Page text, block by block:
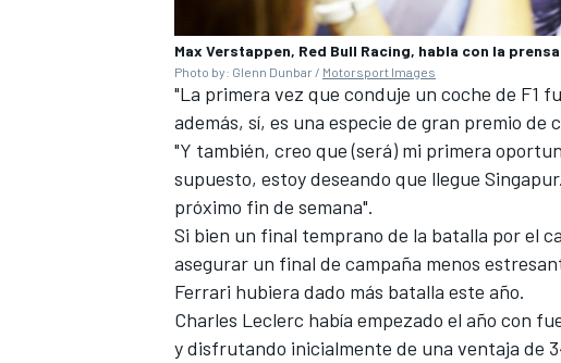
MÁS CATEGORÍAS
Max Verstappen, Red Bull Racing, habla con la
Photo by: Glenn Dunbar / Motorsport Images
"La primera vez que conduje un coche de F1
además, sí, es una especie de gran premio de
"Y también, creo que (será) mi primera
supuesto, estoy deseando que llegue
próximo fin de semana".
Si bien un final temprano de la batalla por el
asegurar un final de campaña menos
Ferrari hubiera dado más batalla este año.
Charles Leclerc había empezado el año con
y disfrutando inicialmente de una ventaja de